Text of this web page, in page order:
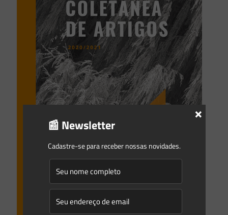
📰 Newsletter
Cadastre-se para receber nossas novidades.
×